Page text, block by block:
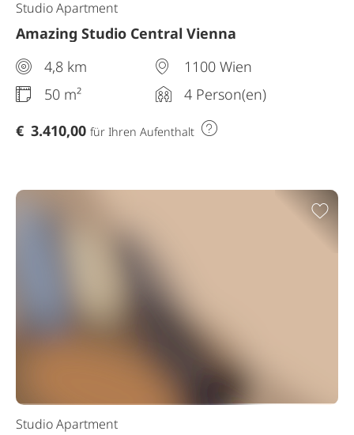
Studio Apartment
Amazing Studio Central Vienna
4,8 km
1100 Wien
50 m²
4 Person(en)
€ 3.410,00 für Ihren Aufenthalt
Studio Apartment